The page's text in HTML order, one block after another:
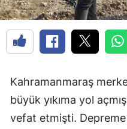
Kahramanmaraş
büyük yıkıma yol
vefat etmişti.